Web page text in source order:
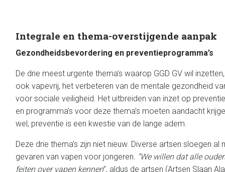
Integrale en thema-overstijgende aanpak
Gezondheidsbevordering en preventieprogramma’s
De drie meest urgente thema’s waarop GGD GV wil
ook vapevrij, het verbeteren van de mentale gezondheid
voor sociale veiligheid. Het uitbreiden van inzet op
en programma’s voor deze thema’s moeten aandacht
wel, preventie is een kwestie van de lange adem.
Deze drie thema’s zijn niet nieuw. Diverse artsen sloegen
gevaren van vapen voor jongeren. “We willen dat alle
feiten over vapen kennen”, aldus de artsen (Artsen Slaan